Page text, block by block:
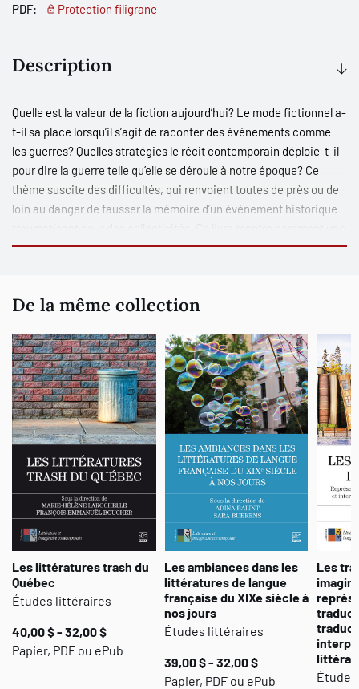
PDF: Protection filigrane
Description
Quelle est la valeur de la fiction aujourd’hui? Le mode fictionnel a-
t-il sa place lorsqu’il s’agit de raconter des événements comme
les guerres? Quelles stratégies le récit contemporain déploie-t-il
pour dire la guerre telle qu’elle se déroule à notre époque? Ce
thème suscite des difficultés, qui renvoient toutes de près ou de
loin au danger de fausser la mémoire d’un événement historique
certaine poétique peut parvenir à négocier ces écueils.
Laurent Gaudé, Mathias Énard et Jean Rolin révèle que la
reportage journalistique ou le témoignage, surtout, et
paradoxalement, parce qu’elle exhibe sa fictionnalité. Cet
ouvrage aborde les œuvres comme des laboratoires où sont
testés les rapports entre narratologie et éthique. Il évalue la
légitimité de la fiction, son intérêt et sa pertinence, et suggère
qu’à l’ère postfactuelle le récit de guerre renvoie à nos valeurs et à
nos croyances autant qu’à nos scrupules et à nos contradictions.
De la même collection
Les littératures trash du
Québec
Études littéraires
40,00 $ - 32,00 $
Papier, PDF ou ePub
Les ambiances dans les
littératures de langue
française du XIXe siècle à
nos jours
Études littéraires
39,00 $ - 32,00 $
Papier, PDF ou ePub
Les